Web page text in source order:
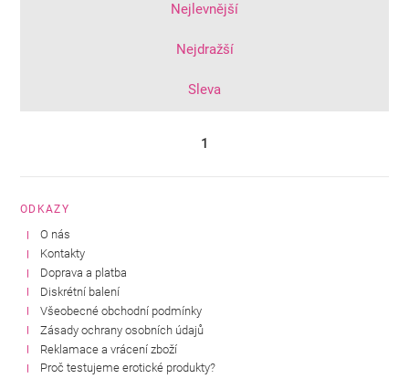
Nejlevnější
Nejdražší
Sleva
1
ODKAZY
O nás
Kontakty
Doprava a platba
Diskrétní balení
Všeobecné obchodní podmínky
Zásady ochrany osobních údajů
Reklamace a vrácení zboží
Proč testujeme erotické produkty?